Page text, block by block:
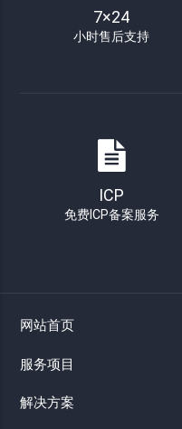
7×24
小时售后支持
ICP
免费ICP备案服务
网站首页
服务项目
解决方案